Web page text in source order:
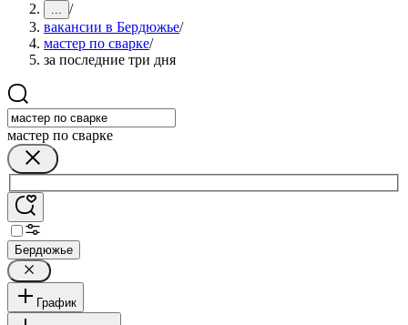
... /
вакансии в Бердюжье/
мастер по сварке/
за последние три дня
мастер по сварке
Бердюжье
График